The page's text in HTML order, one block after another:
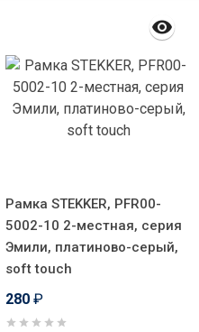
Рамка STEKKER, PFR00-
5002-10 2-местная, серия
Эмили, платиново-серый,
soft touch
280 ₽